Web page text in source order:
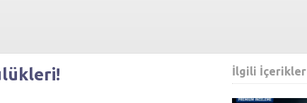
İlgili İçerikler